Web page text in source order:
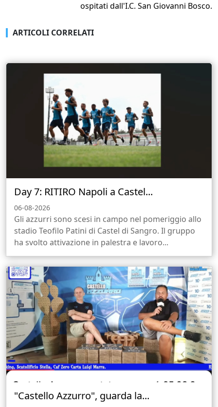
ospitati dall'I.C. San Giovanni Bosco.
ARTICOLI CORRELATI
Day 7: RITIRO Napoli a Castel...
06-08-2026
Gli azzurri sono scesi in campo nel pomeriggio allo
stadio Teofilo Patini di Castel di Sangro. Il gruppo
ha svolto attivazione in palestra e lavoro...
"Castello Azzurro", guarda la...